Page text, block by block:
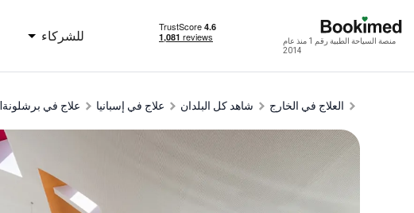
منصة السياحة الطبية رقم 1 منذ عام
2014
للشركاء
العلاج في الخارج شاهد كل البلدان علاج في إسبانيا علاج في برشلونة